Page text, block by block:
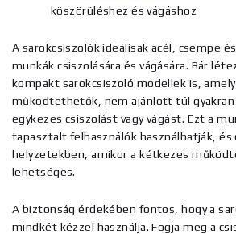
köszörüléshez és vágáshoz
A sarokcsiszolók ideálisak acél, csempe
munkák csiszolására és vágására. Bár
kompakt sarokcsiszoló modellek is,
működtethetők, nem ajánlott túl gyakran
egykezes csiszolást vagy vágást. Ezt a
tapasztalt felhasználók használhatják, és
helyzetekben, amikor a kétkezes
lehetséges.
A biztonság érdekében fontos, hogy a
mindkét kézzel használja. Fogja meg a